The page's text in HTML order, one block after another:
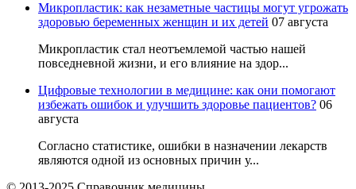
Микропластик: как незаметные частицы могут угрожать
здоровью беременных женщин и их детей 07 августа
Микропластик стал неотъемлемой частью нашей
повседневной жизни, и его влияние на здор...
Цифровые технологии в медицине: как они помогают
избежать ошибок и улучшить здоровье пациентов? 06
августа
Согласно статистике, ошибки в назначении лекарств
являются одной из основных причин у...